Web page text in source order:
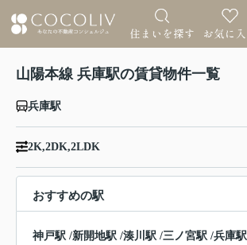
山陽本線 兵庫駅の賃貸物件一覧
兵庫駅
2K,2DK,2LDK
おすすめの駅
神戸駅 /新開地駅 /湊川駅 /三ノ宮駅 /兵庫駅